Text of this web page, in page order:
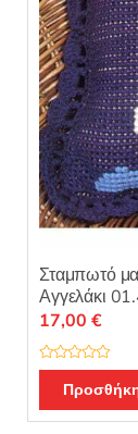
Σταμπωτό
Αγγελάκι
Β
μ
ο
17,00 €